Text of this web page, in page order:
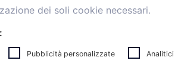
dei soli cookie necessari.
Pubblicità personalizzate Analitici